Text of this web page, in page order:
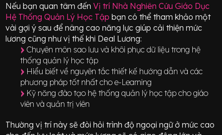
Nếu bạn quan tâm đến Vị trí Nhà Nghiên Cứu Giáo Dục
Hệ Thống Quản Lý Học Tập bạn có thể tham khảo một
vài gợi ý sau để nâng cao năng lực giúp cải thiện mức
lương cũng như vị thế khi Deal Lương:
Chuyên môn sao lưu và khôi phục dữ liệu trong hệ
thống quản lý học tập
Hiểu biết về nguyên tắc thiết kế hướng dẫn và các
phương pháp tốt nhất cho e-Learning
Kỹ năng đào tạo hệ thống quản lý học tập cho giáo
viên và quản trị viên
Thường vị trí này sẽ đòi hỏi trình độ ngoại ngữ ở mứccao